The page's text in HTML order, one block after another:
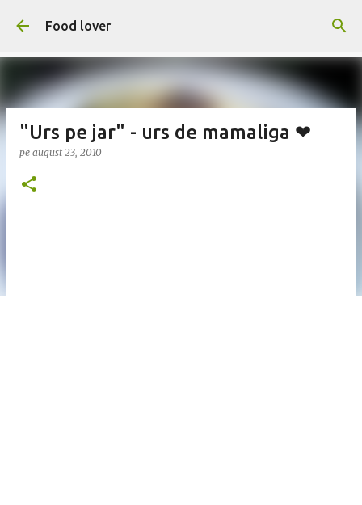
Treceți la conținutul principal
Food lover
"Urs pe jar" - urs de mamaliga ❤
pe august 23, 2010